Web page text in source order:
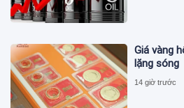
Giá vàng
lặng sóng
14 giờ trước